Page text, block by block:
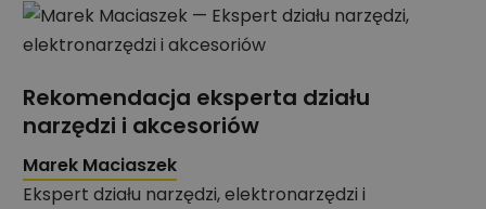
Rekomendacja eksperta działu
narzędzi i akcesoriów
Marek Maciaszek
Ekspert działu narzędzi, elektronarzędzi i